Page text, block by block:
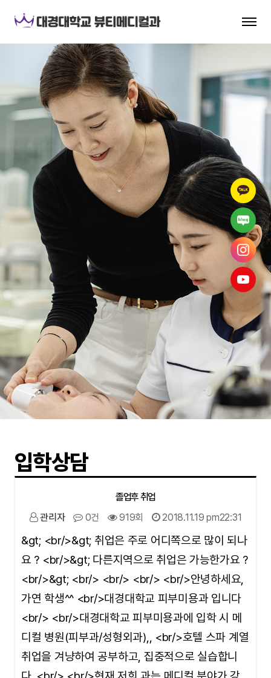
입학상담
졸업후 취업
관리자
0건 919회 2018.11.19 pm22:31
&gt; <br/>&gt; 취업은 주로 어디쪽으로 많이 되나
요 ? <br/>&gt; 다른지역으로 취업은 가능한가요 ?
<br/>&gt; <br/> <br/> <br/> <br/>안녕하세요,
가연 학생^^ <br/>대경대학교 피부미용과 입니다
<br/> <br/>대경대학교 피부미용과에 입학 시 메
디컬 병원(피부과/성형외과),, <br/>호텔 스파 계열
취업을 겨냥하여 공부하고, 집중적으로 실습합니